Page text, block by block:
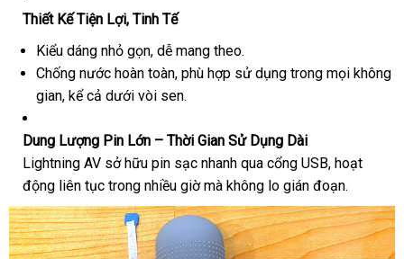
Thiết Kế Tiện Lợi, Tinh Tế
Kiểu dáng nhỏ gọn, dễ mang theo.
Chống nước hoàn toàn, phù hợp sử dụng trong mọi không
gian, kể cả dưới vòi sen.
Dung Lượng Pin Lớn – Thời Gian Sử Dụng Dài
Lightning AV sở hữu pin sạc nhanh qua cổng USB, hoạt
động liên tục trong nhiều giờ mà không lo gián đoạn.